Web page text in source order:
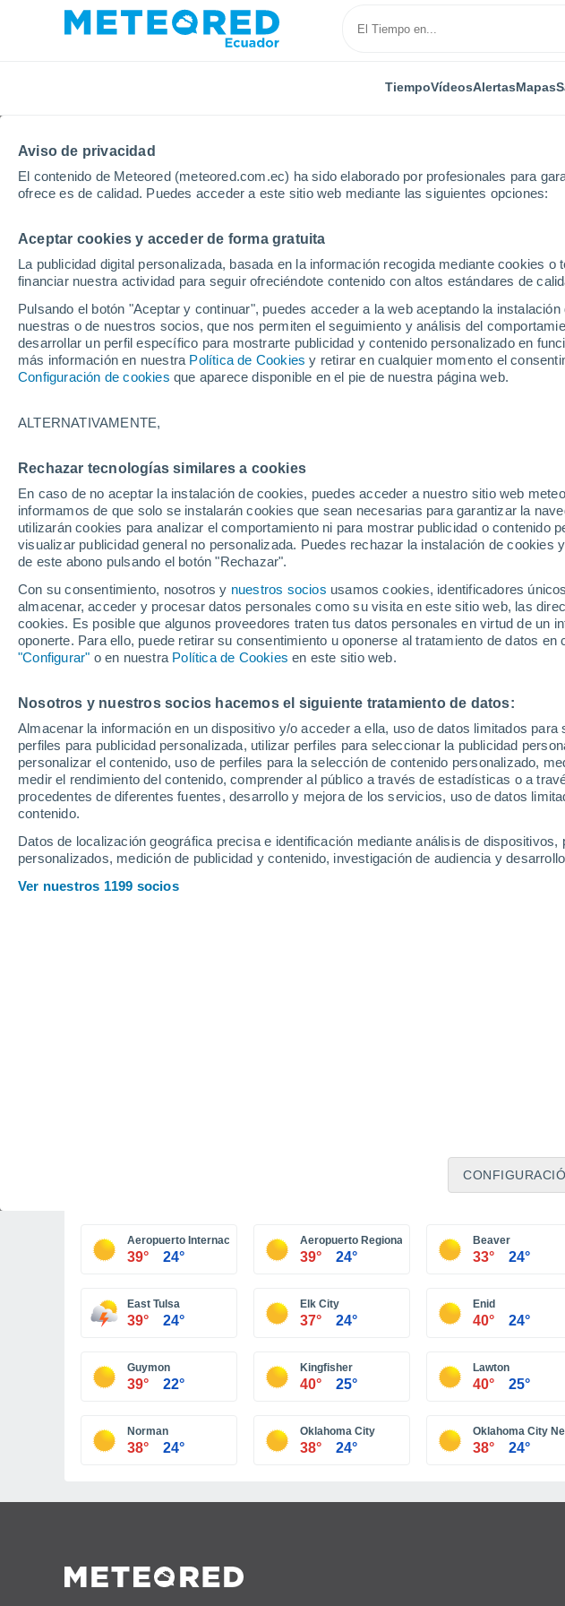
Aviso de privacidad
El contenido de Meteored (meteored.com.ec) ha sido elaborado por profesionales para
ofrece es de calidad. Puedes acceder a este sitio web mediante las siguientes opciones:
Aceptar cookies y acceder de forma gratuita
La publicidad digital personalizada, basada en la información recogida mediante cookies
financiar nuestra actividad para seguir ofreciéndote contenido con altos estándares de
Pulsando el botón "Aceptar y continuar", puedes acceder a la web aceptando la
nuestras o de nuestros socios, que nos permiten el seguimiento y análisis del
desarrollar un perfil específico para mostrarte publicidad y contenido personalizado en
más información en nuestra Política de Cookies y retirar en cualquier momento el
Configuración de cookies que aparece disponible en el pie de nuestra página web.
ALTERNATIVAMENTE,
Rechazar tecnologías similares a cookies
En caso de no aceptar la instalación de cookies, puedes acceder a nuestro sitio web
informamos de que solo se instalarán cookies que sean necesarias para garantizar la
utilizarán cookies para analizar el comportamiento ni para mostrar publicidad o contenido
visualizar publicidad general no personalizada. Puedes rechazar la instalación de cookies
de este abono pulsando el botón "Rechazar".
Con su consentimiento, nosotros y nuestros socios usamos cookies, identificadores
almacenar, acceder y procesar datos personales como su visita en este sitio web, las
cookies. Es posible que algunos proveedores traten tus datos personales en virtud de un
oponerte. Para ello, puede retirar su consentimiento u oponerse al tratamiento de datos
"Configurar" o en nuestra Política de Cookies en este sitio web.
Nosotros y nuestros socios hacemos el siguiente tratamiento de datos:
Almacenar la información en un dispositivo y/o acceder a ella, uso de datos limitados
perfiles para publicidad personalizada, utilizar perfiles para seleccionar la publicidad
personalizar el contenido, uso de perfiles para la selección de contenido personalizado,
medir el rendimiento del contenido, comprender al público a través de estadísticas o a
procedentes de diferentes fuentes, desarrollo y mejora de los servicios, uso de datos
contenido.
Datos de localización geográfica precisa e identificación mediante análisis de dispositivos,
personalizados, medición de publicidad y contenido, investigación de audiencia y
Ver nuestros 1199 socios
TiempoVídeosAlertasMapas
Inicio Estados Unidos Estado de Oklahoma
Tiempo en el Estado de Oklahoma
Hoy, 8 agosto Todo el día Símbolo
38°
24°
Oklahoma
City
Beaver
37°
Elk City
24°
Enid
22°
Guymon
38°
25°
Woodward
Aeropuerto Internacional Tulsa
39° 24°
Aeropuerto Regional Stillwater
39° 24°
Beaver
33° 24°
East Tulsa
39° 24°
Elk City
37° 24°
Enid
40° 24°
Guymon
39° 22°
Kingfisher
40° 25°
Lawton
40° 25°
Norman
38° 24°
Oklahoma City
38° 24°
Oklahoma City
38° 24°